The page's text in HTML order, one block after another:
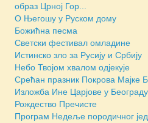
образ Црној Гор...
О Његошу у Руском дому
Божићна песма
Светски фестивал омладине
Истинско зло за Русију и Србију
Небо Твојом хвалом одјекује
Срећан празник Покрова Мајке
Изложба Ине Царјове у Београду
Рождество Пречисте
Програм Недеље породичног